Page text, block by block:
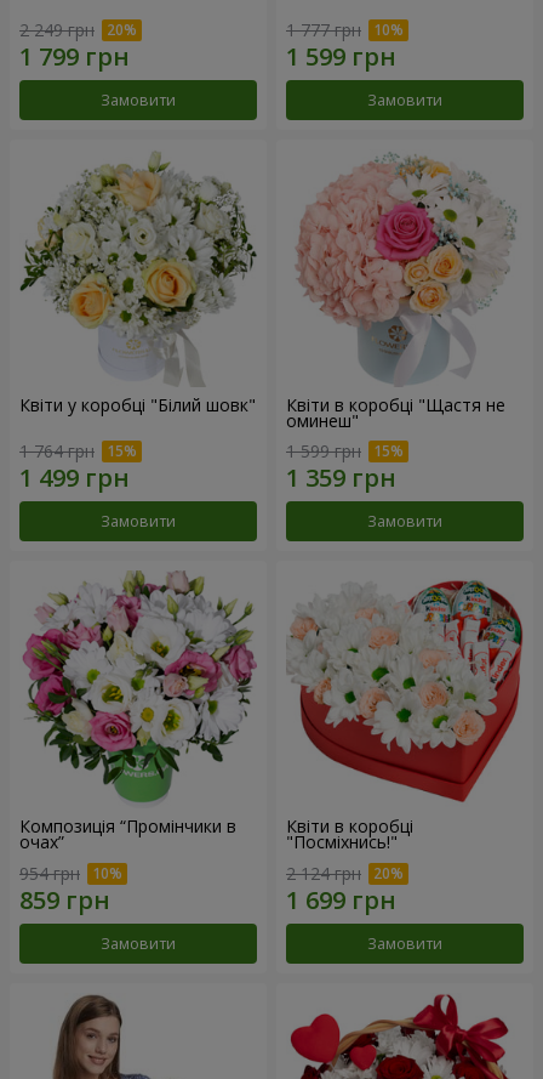
2 249 грн
Замовити
1 777 грн
Замовити
Квіти у коробці "Білий шовк"
1 764 грн
Замовити
Квіти в коробці "Щастя не
оминеш"
1 599 грн
Замовити
Композиція “Промінчики в
очах”
954 грн
Замовити
Квіти в коробці
"Посміхнись!"
2 124 грн
Замовити